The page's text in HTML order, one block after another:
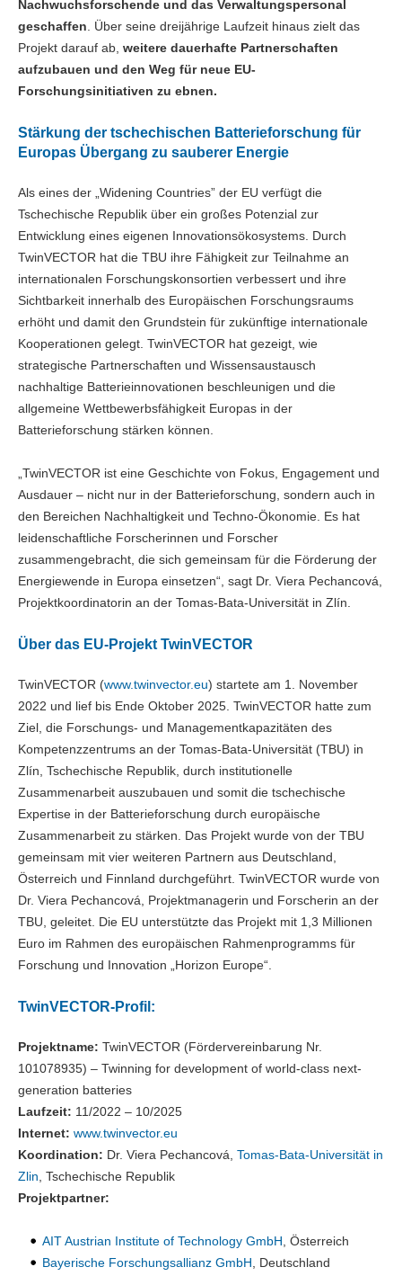
Nachwuchsforschende und das Verwaltungspersonal
geschaffen . Über seine dreijährige Laufzeit hinaus zielt das
Projekt darauf ab, weitere dauerhafte Partnerschaften
aufzubauen und den Weg für neue EU-
Forschungsinitiativen zu ebnen.
Stärkung der tschechischen Batterieforschung für
Europas Übergang zu sauberer Energie
Als eines der „Widening Countries” der EU verfügt die
Tschechische Republik über ein großes Potenzial zur
Entwicklung eines eigenen Innovationsökosystems. Durch
TwinVECTOR hat die TBU ihre Fähigkeit zur Teilnahme an
internationalen Forschungskonsortien verbessert und ihre
Sichtbarkeit innerhalb des Europäischen Forschungsraums
erhöht und damit den Grundstein für zukünftige internationale
Kooperationen gelegt. TwinVECTOR hat gezeigt, wie
strategische Partnerschaften und Wissensaustausch
nachhaltige Batterieinnovationen beschleunigen und die
allgemeine Wettbewerbsfähigkeit Europas in der
Batterieforschung stärken können.
„TwinVECTOR ist eine Geschichte von Fokus, Engagement und
Ausdauer – nicht nur in der Batterieforschung, sondern auch in
den Bereichen Nachhaltigkeit und Techno-Ökonomie. Es hat
leidenschaftliche Forscherinnen und Forscher
zusammengebracht, die sich gemeinsam für die Förderung der
Energiewende in Europa einsetzen“, sagt Dr. Viera Pechancová,
Projektkoordinatorin an der Tomas-Bata-Universität in Zlín.
Über das EU-Projekt TwinVECTOR
TwinVECTOR (www.twinvector.eu) startete am 1. November
2022 und lief bis Ende Oktober 2025. TwinVECTOR hatte zum
Ziel, die Forschungs- und Managementkapazitäten des
Kompetenzzentrums an der Tomas-Bata-Universität (TBU) in
Zlín, Tschechische Republik, durch institutionelle
Zusammenarbeit auszubauen und somit die tschechische
Expertise in der Batterieforschung durch europäische
Zusammenarbeit zu stärken. Das Projekt wurde von der TBU
gemeinsam mit vier weiteren Partnern aus Deutschland,
Österreich und Finnland durchgeführt. TwinVECTOR wurde von
Dr. Viera Pechancová, Projektmanagerin und Forscherin an der
TBU, geleitet. Die EU unterstützte das Projekt mit 1,3 Millionen
Euro im Rahmen des europäischen Rahmenprogramms für
Forschung und Innovation „Horizon Europe“.
TwinVECTOR-Profil:
Projektname: TwinVECTOR (Fördervereinbarung Nr.
101078935) – Twinning for development of world-class next-
generation batteries
Laufzeit: 11/2022 – 10/2025
Internet: www.twinvector.eu
Koordination: Dr. Viera Pechancová, Tomas-Bata-Universität in
Zlin , Tschechische Republik
Projektpartner:
AIT Austrian Institute of Technology GmbH , Österreich
Bayerische Forschungsallianz GmbH , Deutschland